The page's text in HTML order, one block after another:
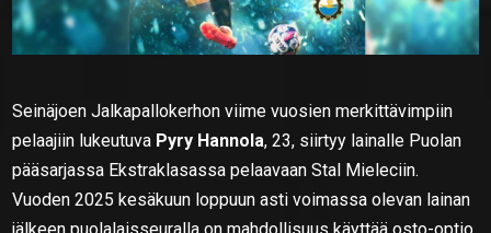
Seinäjoen Jalkapallokerhon viime vuosien merkittävimpiin
pelaajiin lukeutuva Pyry Hannola, 23, siirtyy lainalle Puolan
pääsarjassa Ekstraklasassa pelaavaan Stal Mieleciin.
Vuoden 2025 kesäkuun loppuun asti voimassa olevan lainan
jälkeen puolalaisseuralla on mahdollisuus käyttää osto-optio